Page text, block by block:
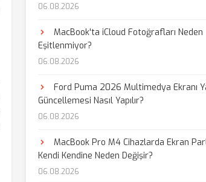
06.08.2026
MacBook'ta iCloud Fotoğrafları Neden
Eşitlenmiyor?
06.08.2026
Ford Puma 2026 Multimedya Ekranı
Güncellemesi Nasıl Yapılır?
06.08.2026
MacBook Pro M4 Cihazlarda Ekran
Kendi Kendine Neden Değişir?
06.08.2026